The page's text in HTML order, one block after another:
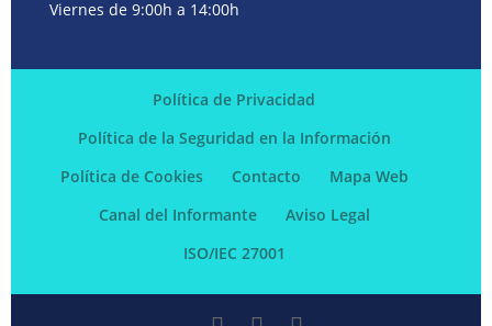
Viernes de 9:00h a 14:00h
Política de Privacidad
Política de la Seguridad en la Información
Política de Cookies
Contacto
Mapa Web
Canal del Informante
Aviso Legal
ISO/IEC 27001